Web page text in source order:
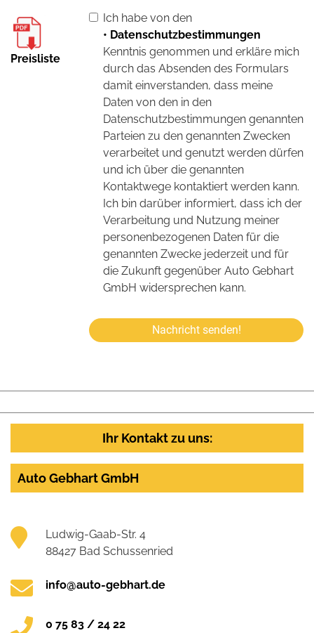
Preisliste
Ich habe von den
• Datenschutzbestimmungen
Kenntnis genommen und erkläre mich
durch das Absenden des Formulars
damit einverstanden, dass meine
Daten von den in den
Datenschutzbestimmungen genannten
Parteien zu den genannten Zwecken
verarbeitet und genutzt werden dürfen
und ich über die genannten
Kontaktwege kontaktiert werden kann.
Ich bin darüber informiert, dass ich der
Verarbeitung und Nutzung meiner
personenbezogenen Daten für die
genannten Zwecke jederzeit und für
die Zukunft gegenüber Auto Gebhart
GmbH widersprechen kann.
Nachricht senden!
Ihr Kontakt zu uns:
Auto Gebhart GmbH
Ludwig-Gaab-Str. 4
88427 Bad Schussenried
info@auto-gebhart.de
0 75 83 / 24 22